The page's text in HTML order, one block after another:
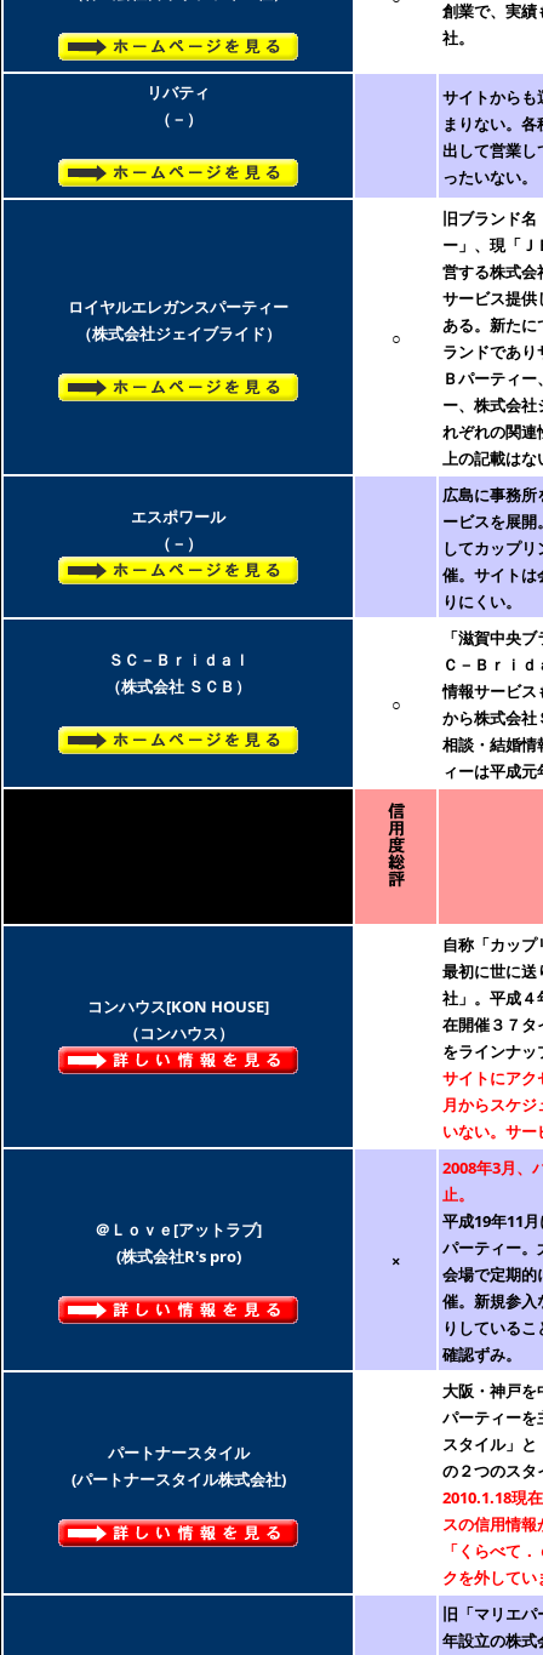
創業で、実績
社。
リバティ
（－）
サイトからも
まりない。
出して営業し
ったいない。
ロイヤルエレガンスパーティー
（株式会社ジェイブライド）
○
旧ブランド
ー」、現「
営する株式会
サービス提供
ある。 新たに
ランドであ
Ｂパーティ
ー、株式会
れぞれの関連
上の記載はな
エスポワール
（－）
広島に事務
ービスを展
してカップ
催。サイトは
りにくい。
ＳＣ－Ｂｒｉｄａｌ
（株式会社 ＳＣＢ）
○
「滋賀中央
Ｃ－Ｂｒｉ
情報サービス
から株式会社
相談・結婚情
ィーは平成
コンハウス[KON HOUSE]
（コンハウス）
自称「カッ
最初に世に送
社」。平成４
在開催３７タ
をラインナッ
サイトにアク
月からスケ
いない。サ
＠Ｌｏｖｅ[アットラブ]
(株式会社R's pro)
×
2008年3月、
止。
平成19年11
パーティー。
会場で定期的
催。新規参入
りしている
確認ずみ。
パートナースタイル
(パートナースタイル株式会社)
大阪・神戸を
パーティーを
スタイル」
の２つのスタ
2010.1.18現
スの信用情
「くらべて
クを外してい
旧「マリエ
年設立の株式